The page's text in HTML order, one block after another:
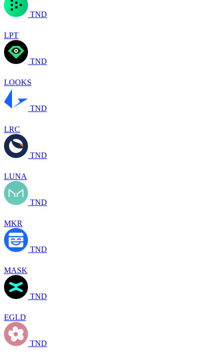
TND
LPT
TND
LOOKS
TND
LRC
TND
LUNA
TND
MKR
TND
MASK
TND
EGLD
TND